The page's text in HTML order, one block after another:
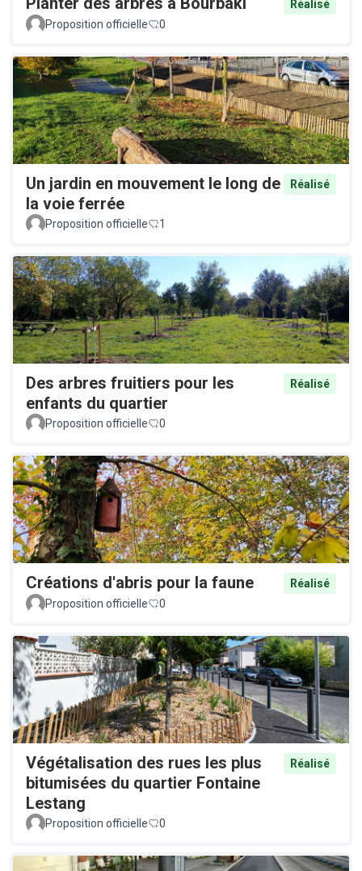
Réalisé
Proposition officielle
0
Un jardin en mouvement le long de
la voie ferrée
Réalisé
Proposition officielle 1
Des arbres fruitiers pour les
enfants du quartier
Réalisé
Proposition officielle 0
Créations d'abris pour la faune
Réalisé
Proposition officielle
0
Végétalisation des rues les plus
bitumisées du quartier Fontaine
Lestang
Réalisé
Proposition officielle 0